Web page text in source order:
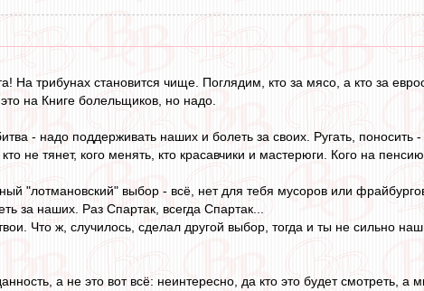
На трибунах становится чище. Поглядим, кто за мясо, а кто за
на Книге болельщиков, но надо.
- надо поддерживать наших и болеть за своих. Ругать, поносить -
не тянет, кого менять, кто красавчики и мастерюги. Кого на
"лотмановский" выбор - всё, нет для тебя мусоров или
за наших. Раз Спартак, всегда Спартак...
Что ж, случилось, сделал другой выбор, тогда и ты не сильно
а не это вот всё: неинтересно, да кто это будет смотреть,